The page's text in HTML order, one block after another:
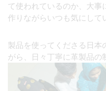
て使われているのか、大事
作りながらいつも気にして
製品を使ってくださる日本
がら、日々丁寧に革製品の